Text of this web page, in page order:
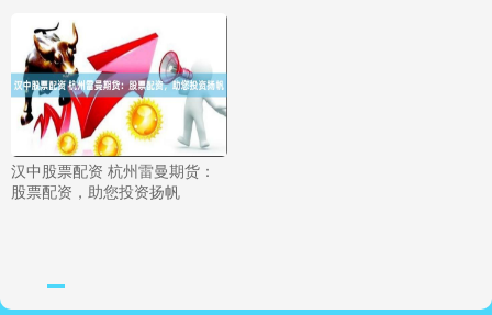
汉中股票配资 杭州雷曼期货：
股票配资，助您投资扬帆